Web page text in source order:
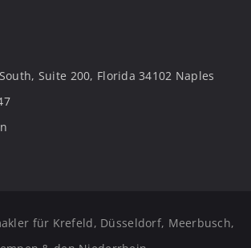
Suite 200, Florida 34102 Naples
für Krefeld, Düsseldorf, Meerbusch,